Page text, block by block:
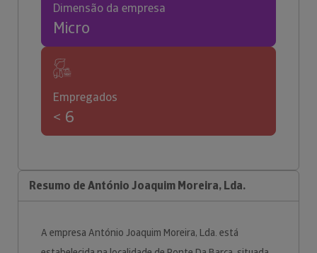
Dimensão da empresa
Micro
Empregados
< 6
Resumo de António Joaquim Moreira, Lda.
A empresa António Joaquim Moreira, Lda. está